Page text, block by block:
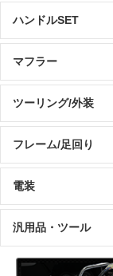
ハンドルSET
マフラー
ツーリング/外装
フレーム/足回り
電装
汎用品・ツール